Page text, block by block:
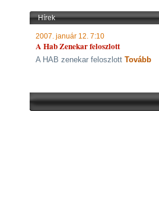
Hírek
2007. január 12. 7:10
A Hab Zenekar feloszlott
A HAB zenekar feloszlott Tovább